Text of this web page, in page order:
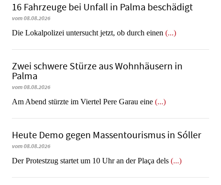
16 Fahrzeuge bei Unfall in Palma beschädigt
vom 08.08.2026
Die Lokalpolizei untersucht jetzt, ob durch einen (...)
Zwei schwere Stürze aus Wohnhäusern in
Palma
vom 08.08.2026
Am Abend stürzte im Viertel Pere Garau eine (...)
Heute Demo gegen Massentourismus in Sóller
vom 08.08.2026
Der Protestzug startet um 10 Uhr an der Plaça dels (...)